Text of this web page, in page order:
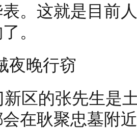
。这就是目前
。
夜晚行窃
区的张先生是
会在耿聚忠墓附